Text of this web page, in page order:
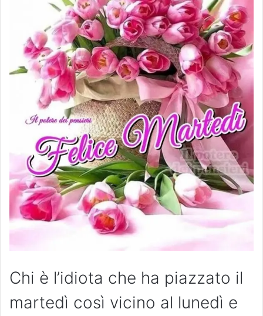
Chi è l’idiota che ha piazzato il
martedì così vicino al lunedì e